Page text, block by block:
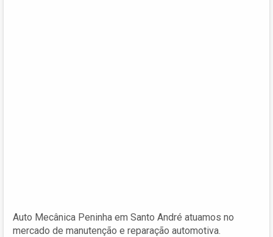
Auto Mecânica Peninha em Santo André atuamos no
mercado de manutenção e reparação automotiva.